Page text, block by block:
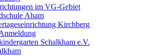
im VG-Gebiet
Aham
Kirchberg
Schalkham e.V.